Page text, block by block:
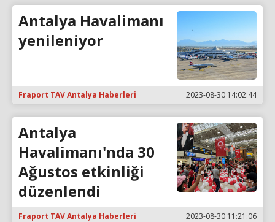
Antalya Havalimanı
yenileniyor
Fraport TAV Antalya Haberleri 2023-08-30 14:02:44
Antalya
Havalimanı'nda 30
Ağustos etkinliği
düzenlendi
Fraport TAV Antalya Haberleri 2023-08-30 11:21:06